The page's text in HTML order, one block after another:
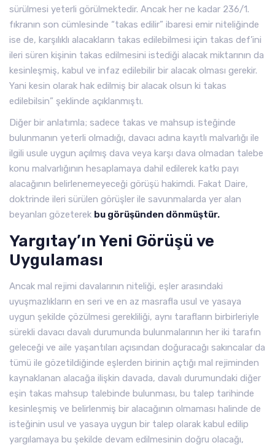
sürülmesi yeterli görülmektedir. Ancak her ne kadar 236/1.
fıkranın son cümlesinde “takas edilir” ibaresi emir niteliğinde
ise de, karşılıklı alacakların takas edilebilmesi için takas def’ini
ileri süren kişinin takas edilmesini istediği alacak miktarının da
kesinleşmiş, kabul ve infaz edilebilir bir alacak olması gerekir.
Yani kesin olarak hak edilmiş bir alacak olsun ki takas
edilebilsin” şeklinde açıklanmıştı.
Diğer bir anlatımla; sadece takas ve mahsup isteğinde
bulunmanın yeterli olmadığı, davacı adına kayıtlı malvarlığı ile
ilgili usule uygun açılmış dava veya karşı dava olmadan talebe
konu malvarlığının hesaplamaya dahil edilerek katkı payı
alacağının belirlenemeyeceği görüşü hakimdi. Fakat Daire,
doktrinde ileri sürülen görüşler ile savunmalarda yer alan
beyanları gözeterek bu görüşünden dönmüştür.
Yargıtay’ın Yeni Görüşü ve
Uygulaması
Ancak mal rejimi davalarının niteliği, eşler arasındaki
uyuşmazlıkların en seri ve en az masrafla usul ve yasaya
uygun şekilde çözülmesi gerekliliği, aynı tarafların birbirleriyle
sürekli davacı davalı durumunda bulunmalarının her iki tarafın
geleceği ve aile yaşantıları açısından doğuracağı sakıncalar da
tümü ile gözetildiğinde eşlerden birinin açtığı mal rejiminden
kaynaklanan alacağa ilişkin davada, davalı durumundaki diğer
eşin takas mahsup talebinde bulunması, bu talep tarihinde
kesinleşmiş ve belirlenmiş bir alacağının olmaması halinde de
isteğinin usul ve yasaya uygun bir talep olarak kabul edilip
yargılamaya bu şekilde devam edilmesinin doğru olacağı,